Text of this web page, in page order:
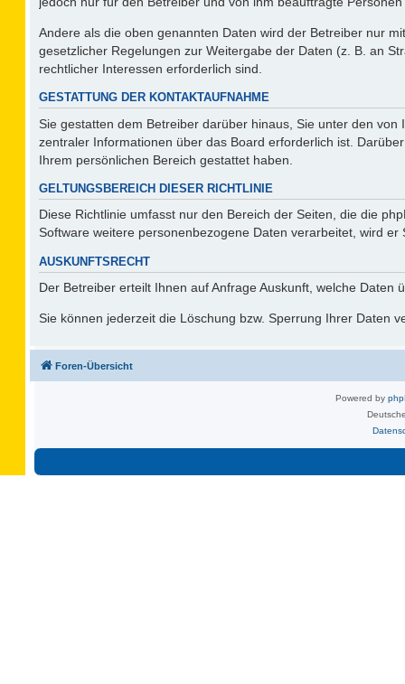
Andere als die oben genannten Daten wird der Betreiber nur
gesetzlicher Regelungen zur Weitergabe der Daten (z. B. an
rechtlicher Interessen erforderlich sind.
GESTATTUNG DER KONTAKTAUFNAHME
Sie gestatten dem Betreiber darüber hinaus, Sie unter den
zentraler Informationen über das Board erforderlich ist.
Ihrem persönlichen Bereich gestattet haben.
GELTUNGSBEREICH DIESER RICHTLINIE
Diese Richtlinie umfasst nur den Bereich der Seiten, die die
Software weitere personenbezogene Daten verarbeitet, wird
AUSKUNFTSRECHT
Der Betreiber erteilt Ihnen auf Anfrage Auskunft, welche Daten
Sie können jederzeit die Löschung bzw. Sperrung Ihrer Daten
Foren-Übersicht
Powered by